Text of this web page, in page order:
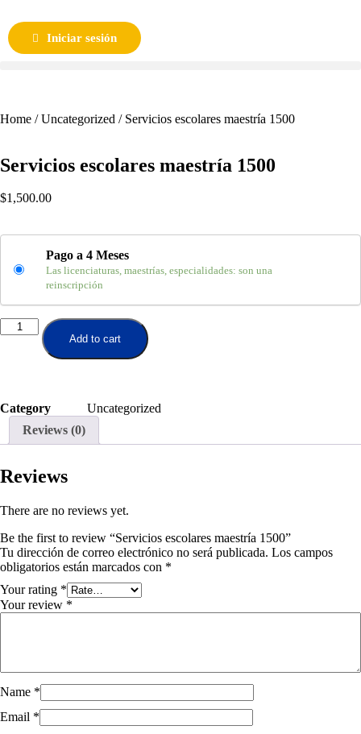
Iniciar sesión
Home /Uncategorized / Servicios escolares maestría 1500
Servicios escolares maestría 1500
$1,500.00
Pago a 4 Meses
Las licenciaturas, maestrías, especialidades: son una
reinscripción
Add to cart
Category
Uncategorized
Reviews (0)
Reviews
There are no reviews yet.
Be the first to review “Servicios escolares maestría 1500”
Tu dirección de correo electrónico no será publicada. Los campos
obligatorios están marcados con *
Your rating *
Your review *
Name *
Email *